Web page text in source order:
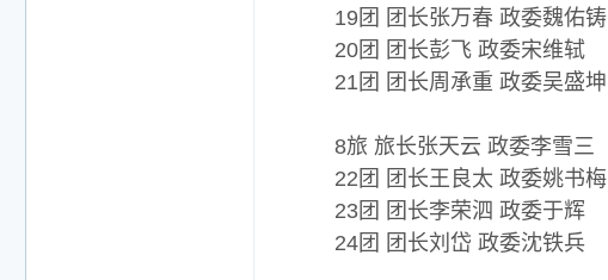
19团 团长张万春 政委魏佑铸
20团 团长彭飞 政委宋维轼
21团 团长周承重 政委吴盛坤
8旅 旅长张天云 政委李雪三
22团 团长王良太 政委姚书梅
23团 团长李荣泗 政委于辉
24团 团长刘岱 政委沈铁兵